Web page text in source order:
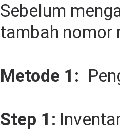
Sebelum
tambah nomor
Metode 1:
Step 1: